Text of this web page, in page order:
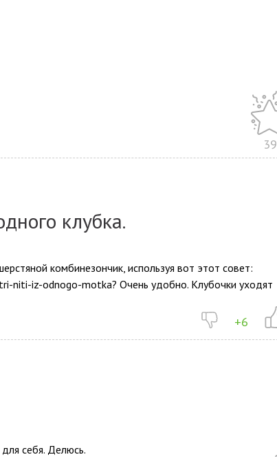
39
клубка.
комбинезончик, используя вот этот совет:
iz-odnogo-motka? Очень удобно. Клубочки уходят
+6
себя. Делюсь.